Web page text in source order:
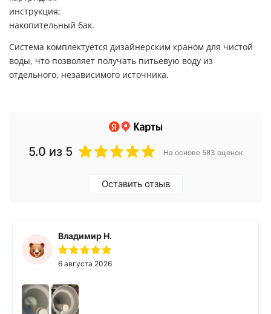
инструкция;
накопительный бак.
Система комплектуется дизайнерским краном для чистой
воды, что позволяет получать питьевую воду из
отдельного, независимого источника.
5.0 из 5 На основе 583 оценок
Оставить отзыв
Владимир Н.
6 августа 2026